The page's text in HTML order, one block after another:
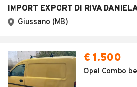
IMPORT EXPORT DI RIVA
Giussano (MB)
€ 1.500
Opel Combo